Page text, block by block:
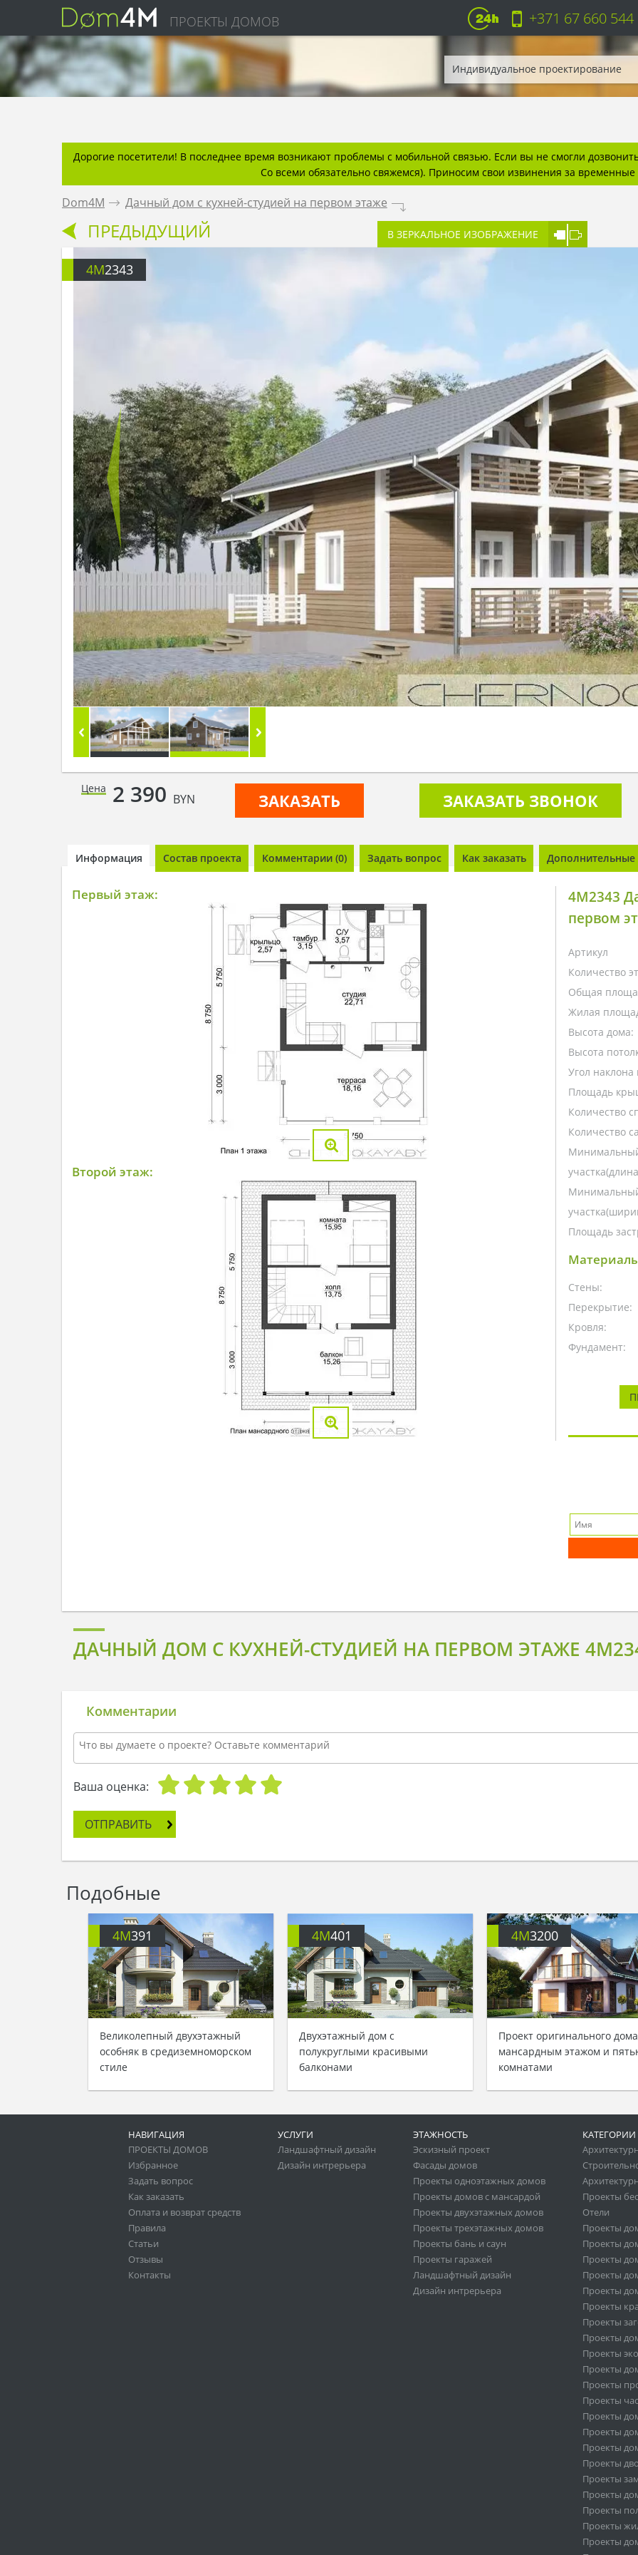
ПРОЕКТЫ ДОМОВ +371 67 660 544
Индивидуальное проектирование
Дорогие посетители! В последнее время возникают проблемы с мобильной связью. Если вы не смогли
Со всеми обязательно свяжемся). Приносим свои извинения за временные
Dom4M . Дачный дом с кухней-студией на первом этаже .
ПРЕДЫДУЩИЙ В ЗЕРКАЛЬНОЕ ИЗОБРАЖЕНИЕ
4M2343
Цена 2 390 BYN ЗАКАЗАТЬ ЗАКАЗАТЬ ЗВОНОК
Информация Состав проекта Комментарии (0) Задать вопрос Как заказать Дополнительные
Первый этаж:
Второй этаж:
4M2343
первом
Артикул
Количество
Общая
Жилая
Высота дома:
Высота
Угол наклона
Площадь
Количество
Количество
Площадь
Стены:
Перекрытие:
Кровля:
Фундамент:
ДАЧНЫЙ ДОМ С КУХНЕЙ-СТУДИЕЙ НА ПЕРВОМ ЭТАЖЕ
Комментарии
Ваша оценка:
ОТПРАВИТЬ
Подобные
4M391
Великолепный двухэтажный
особняк в средиземноморском
стиле
4M401
Двухэтажный дом с
полукруглыми красивыми
балконами
4M3200
Проект оригинального
мансардным этажом и
комнатами
НАВИГАЦИЯ
ПРОЕКТЫ ДОМОВ
Избранное
Задать вопрос
Как заказать
Оплата и возврат средств
Правила
Статьи
Отзывы
Контакты
УСЛУГИ
Ландшафтный дизайн
Дизайн интрерьера
ЭТАЖНОСТЬ
Эскизный проект
Фасады домов
Проекты одноэтажных домов
Проекты домов с мансардой
Проекты двухэтажных домов
Проекты трехэтажных домов
Проекты бань и саун
Проекты гаражей
Ландшафтный дизайн
Дизайн интрерьера
КАТЕГОРИИ
Проекты
Отели
Проекты
Проекты
Проекты
Проекты
Проекты
Проекты
Проекты
Проекты
Проекты
Проекты
Проекты
Проекты
Проекты
Проекты
Проекты
Проекты
Проекты
Проекты
Проекты
Проекты
Проекты